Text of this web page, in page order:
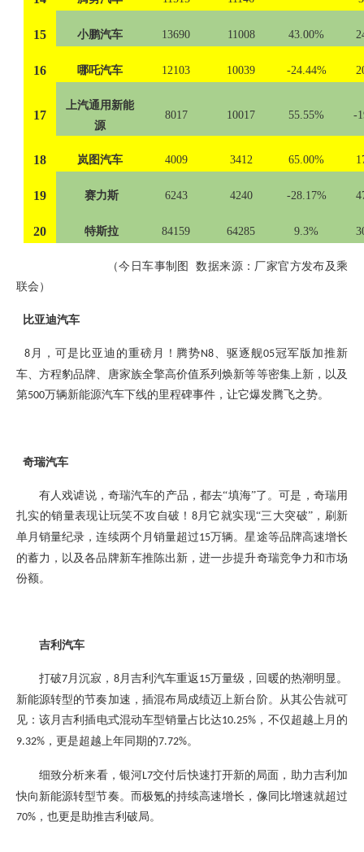
15 小鹏汽车 13690 11008 43.00%
16 哪吒汽车 12103 10039 -24.44%
17
上汽通用新能
源
8017 10017 55.55% -
18 岚图汽车 4009 3412 65.00%
19 赛力斯 6243 4240 -28.17%
20 特斯拉 84159 64285 9.3%
（今日车事制图
数据来源：厂家官方发布及乘
联会 ）
比亚迪汽车
8月，可是比亚迪的重磅月！腾势N8、驱逐舰05冠军版加推新
车、方程豹品牌、唐家族全擎高价值系列焕新等等密集上新，以及
第500万辆新能源汽车下线的里程碑事件，让它爆发腾飞之势。
奇瑞汽车
有人戏谑说，奇瑞汽车的产品，都去“填海”了。可是， 奇瑞用
扎实的销量表现让玩笑不攻自破！ 8月它就实现“三大突破”， 刷新
单月销量纪录，连续两个月销量超过15万辆。星途等品牌高速增长
的蓄力，以及各品牌新车推陈出新 ，进一步提升奇瑞竞争力和市场
份额。
吉利汽车
打破7月沉寂， 8月吉利汽车重返 15万量级，回暖的热潮明显。
新能源转型的节奏加速，插混布局成绩迈上新台阶。从其公告就可
见：该月吉利插电式混动车型销量占比达10.25% ，不仅超越上月的
9.32% ，更是超越上年同期的7.72%。
细致分析来看，银河L7交付后快速打开新的局面，助力吉利加
快向新能源转型节奏。而极氪的持续高速增长，像同比增速就超过
70% ，也更是助推吉利破局。